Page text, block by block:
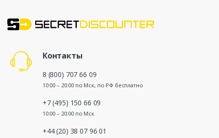
Контакты
8 (800) 707 66 09
10:00 – 20:00 по Мск, по РФ бесплатно
+7 (495) 150 66 09
10:00 – 20:00 по Мск
+44 (20) 38 07 96 01